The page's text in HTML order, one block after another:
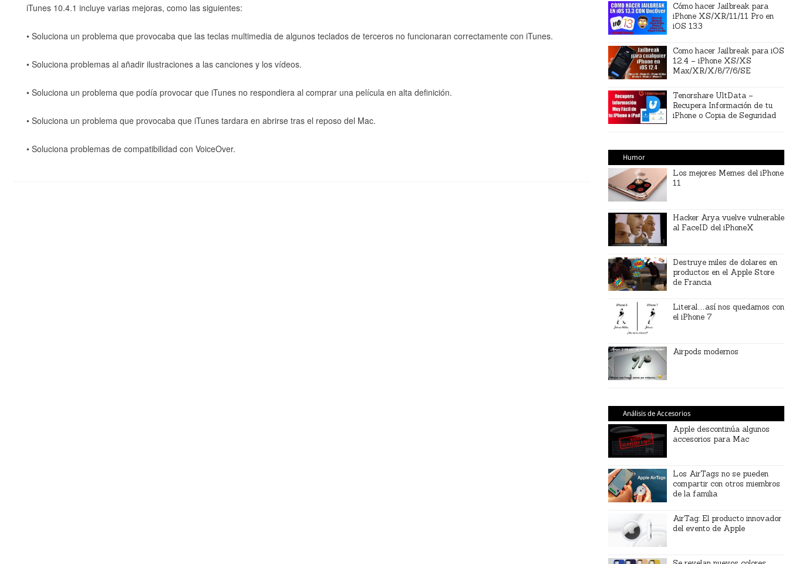
iTunes 10.4.1 incluye varias mejoras, como las siguientes:
• Soluciona un problema que provocaba que las teclas multimedia de algunos teclados de terceros no funcionaran correctamente con iTunes.
• Soluciona problemas al añadir ilustraciones a las canciones y los vídeos.
• Soluciona un problema que podía provocar que iTunes no respondiera al comprar una película en alta definición.
• Soluciona un problema que provocaba que iTunes tardara en abrirse tras el reposo del Mac.
• Soluciona problemas de compatibilidad con VoiceOver.
Cómo hacer Jailbreak para
iPhone XS/XR/11/11 Pro en
iOS 13.3
Como hacer Jailbreak para iOS
12.4 – iPhone XS/XS
Max/XR/X/8/7/6/SE
Tenorshare UltData –
Recupera Información de tu
iPhone o Copia de Seguridad
Humor
Los mejores Memes del iPhone
11
Hacker Arya vuelve vulnerable
al FaceID del iPhoneX
Destruye miles de dolares en
productos en el Apple Store
de Francia
Literal…así nos quedamos con
el iPhone 7
Airpods modernos
Análisis de Accesorios
Apple descontinúa algunos
accesorios para Mac
Los AirTags no se pueden
compartir con otros miembros
de la familia
AirTag: El producto innovador
del evento de Apple